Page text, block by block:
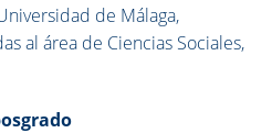
de Málaga,
al área de Ciencias Sociales,